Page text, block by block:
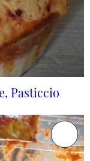
Pasticcio